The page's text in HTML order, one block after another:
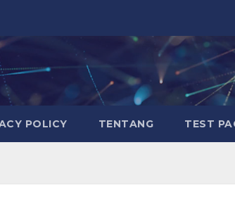
POLICY TENTANG TEST